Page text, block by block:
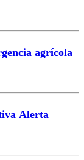
agrícola
Alerta